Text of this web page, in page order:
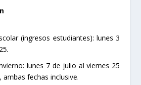
(ingresos estudiantes): lunes 3
lunes 7 de julio al viernes 25
fechas inclusive.